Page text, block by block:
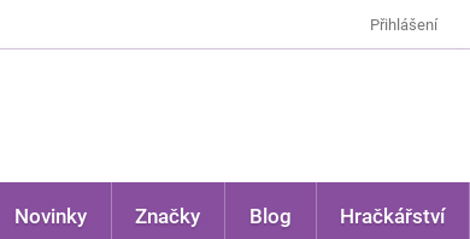
Přihlášení
Novinky Značky Blog Hračkářství